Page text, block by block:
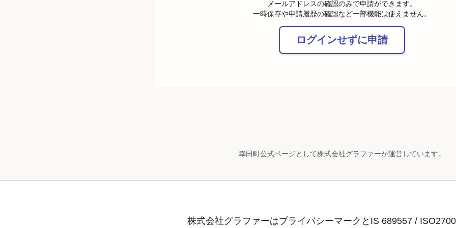
メールアドレスの確認のみで申請ができます。
一時保存や申請履歴の確認など一部機能は使えません。
ログインせずに申請
幸田町公式ページとして株式会社グラファーが運営しています。
株式会社グラファーはプライバシーマークとIS 689557 /